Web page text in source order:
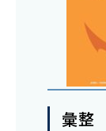
彙整